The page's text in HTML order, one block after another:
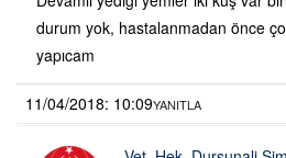
durum yok, hastalanmadan önce
yapıcam
11/04/2018: 10:09YANITLA